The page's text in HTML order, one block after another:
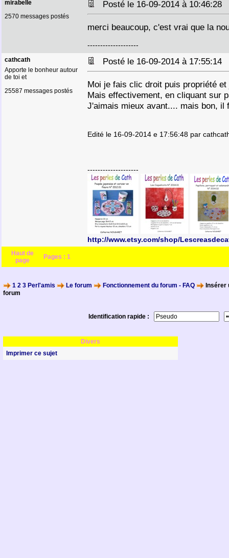
mirabelle
2570 messages postés
Posté le 16-09-2014 à 10:46:28
merci beaucoup, c'est vrai que la
--------------------
cathcath
Apporte le bonheur autour
de toi et
25587 messages postés
Posté le 16-09-2014 à 17:55:14
Moi je fais clic droit puis propriété
Mais effectivement, en cliquant sur
J'aimais mieux avant.... mais bon,
Edité le 16-09-2014 e 17:56:48 par
--------------------
http://www.etsy.com/shop/
Haut de
page
Pages : 1
1 2 3 Perl'amis Le forum Fonctionnement du forum - FAQ
Insérer
forum
Identification rapide :
Divers
Imprimer ce sujet